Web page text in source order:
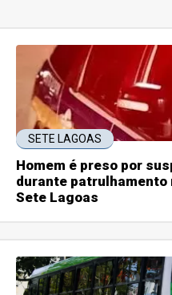
SETE LAGOAS
Homem é preso por
durante patrulhamento
Sete Lagoas